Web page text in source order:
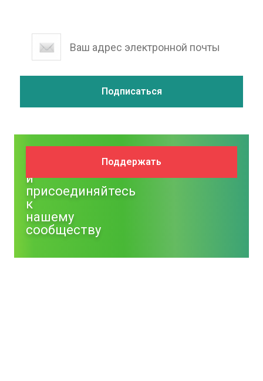
и
присоединяйтесь
к
нашему
сообществу
Поддержать